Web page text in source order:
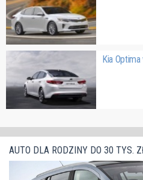
Kia
AUTO DLA RODZINY DO 30 TYS.